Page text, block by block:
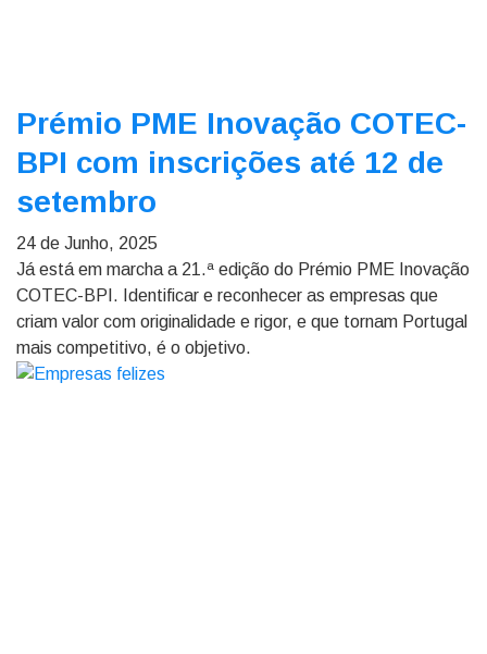
Prémio PME Inovação COTEC-
BPI com inscrições até 12 de
setembro
24 de Junho, 2025
Já está em marcha a 21.ª edição do Prémio PME Inovação
COTEC-BPI. Identificar e reconhecer as empresas que
criam valor com originalidade e rigor, e que tornam Portugal
mais competitivo, é o objetivo.